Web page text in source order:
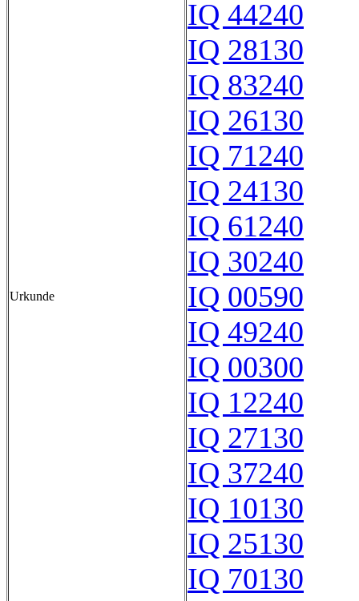
Urkunde
IQ 44240
IQ 28130
IQ 83240
IQ 26130
IQ 71240
IQ 24130
IQ 61240
IQ 30240
IQ 00590
IQ 49240
IQ 00300
IQ 12240
IQ 27130
IQ 37240
IQ 10130
IQ 25130
IQ 70130